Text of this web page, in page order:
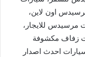
اون لاين،
مرسيدس للايجار،
زفاف مكشوفة
احدث اصدار